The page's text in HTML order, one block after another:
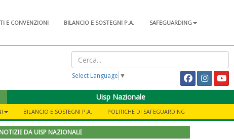
E CONVENZIONI BILANCIO E SOSTEGNI P.A. SAFEGUARDING
Select Language ▼
Uisp Nazionale
BILANCIO E SOSTEGNI P.A. POLITICHE DI SAFEGUARDING
NOTIZIE DA UISP NAZIONALE